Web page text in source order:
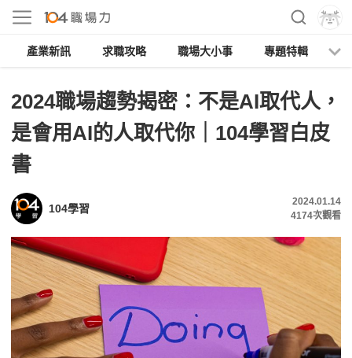
產業新訊 求職攻略 職場大小事 專題特輯
2024職場趨勢揭密：不是AI取代人，
是會用AI的人取代你｜104學習白皮
書
104學習
2024.01.14
4174次觀看